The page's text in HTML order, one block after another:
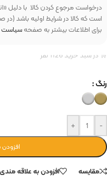
درخواست مرجوع کردن کالا با دلیل
است که کالا در شرایط اولیه باشد (در
برای اطلاعات بیشتر به صفحهسیاست
🛒 در سبد خرید 1126 نفر
رنگ
-
+
مقایسه
افزودن به علاقه مندی